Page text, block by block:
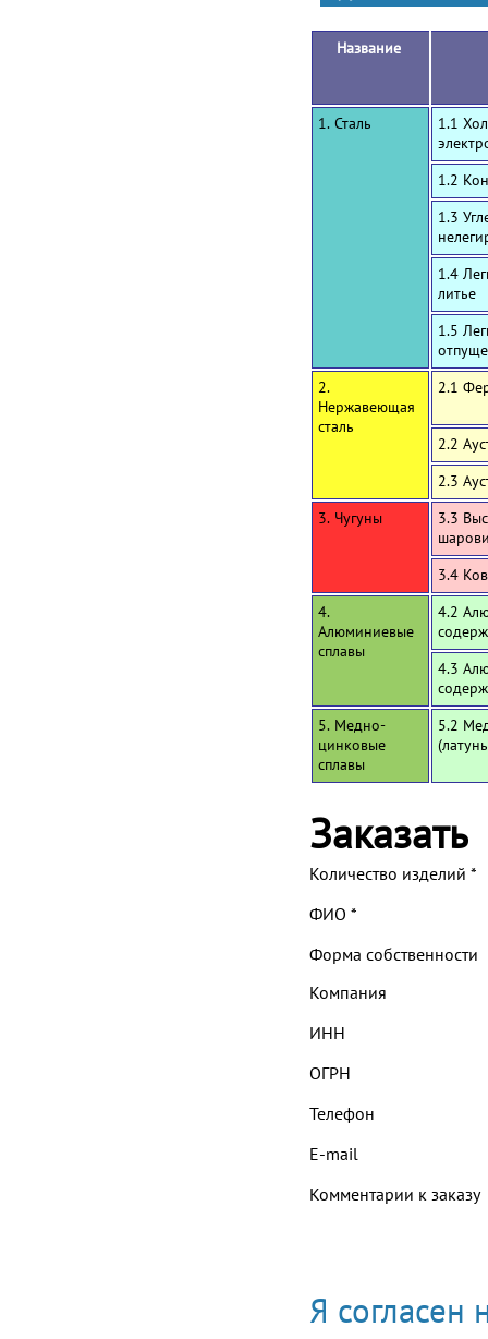
Название
1. Сталь
1.1
1.2
1.3
1.4
литье
1.5
2.
Нержавеющая
сталь
2.1
2.2
2.3
3. Чугуны
3.3
3.4
4.
Алюминиевые
сплавы
4.2
4.3
5. Медно-
цинковые
сплавы
5.2
Заказать
Количество изделий *
ФИО *
Форма собственности
Компания
ИНН
ОГРН
Телефон
E-mail
Комментарии к заказу
Я согласен